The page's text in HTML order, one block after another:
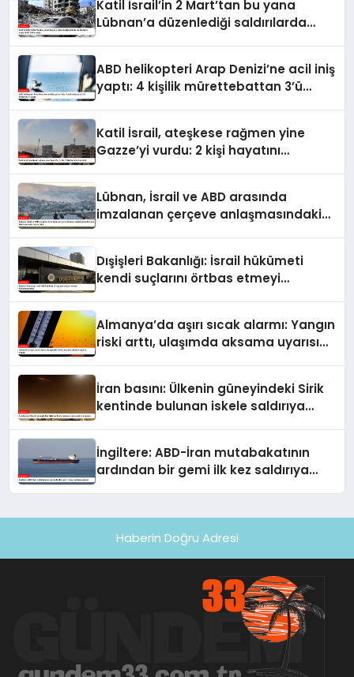
Katil İsrail’in 2 Mart’tan bu yana
Lübnan’a düzenlediği saldırılarda
ABD helikopteri Arap Denizi’ne acil iniş
yaptı: 4 kişilik mürettebattan 3’ü
Katil İsrail, ateşkese rağmen yine
Gazze’yi vurdu: 2 kişi hayatını
Lübnan, İsrail ve ABD arasında
imzalanan çerçeve anlaşmasındaki
Dışişleri Bakanlığı: İsrail hükümeti
kendi suçlarını örtbas etmeyi
Almanya’da aşırı sıcak alarmı: Yangın
riski arttı, ulaşımda aksama uyarısı
İran basını: Ülkenin güneyindeki Sirik
kentinde bulunan iskele saldırıya
İngiltere: ABD-İran mutabakatının
ardından bir gemi ilk kez saldırıya
Haberin Doğru Adresi